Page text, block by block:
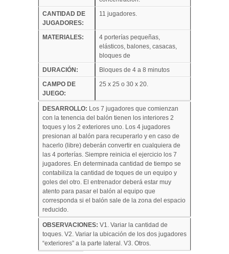
CANTIDAD DE
JUGADORES:
11 jugadores.
MATERIALES:
4 porterías pequeñas,
elásticos, balones, casacas,
bloques de
DURACIÓN:
Bloques de 4 a 8 minutos
CAMPO DE
JUEGO:
25 x 25 o 30 x 20.
DESARROLLO: Los 7 jugadores que comienzan
con la tenencia del balón tienen los interiores 2
toques y los 2 exteriores uno. Los 4 jugadores
presionan al balón para recuperarlo y en caso de
hacerlo (libre) deberán convertir en cualquiera de
las 4 porterías. Siempre reinicia el ejercicio los 7
jugadores. En determinada cantidad de tiempo se
contabiliza la cantidad de toques de un equipo y
goles del otro. El entrenador deberá estar muy
atento para pasar el balón al equipo que
corresponda si el balón sale de la zona del espacio
reducido.
OBSERVACIONES: V1. Variar la cantidad de
toques. V2. Variar la ubicación de los dos jugadores
“exteriores” a la parte lateral. V3. Otros.